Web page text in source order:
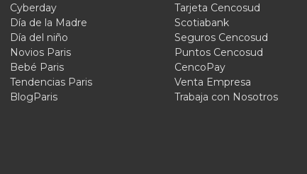
Cyberday
Día de la Madre
Día del niño
Novios Paris
Bebé Paris
Tendencias Paris
BlogParis
Tarjeta Cencosud
Scotiabank
Seguros Cencosud
Puntos Cencosud
CencoPay
Venta Empresa
Trabaja con Nosotros